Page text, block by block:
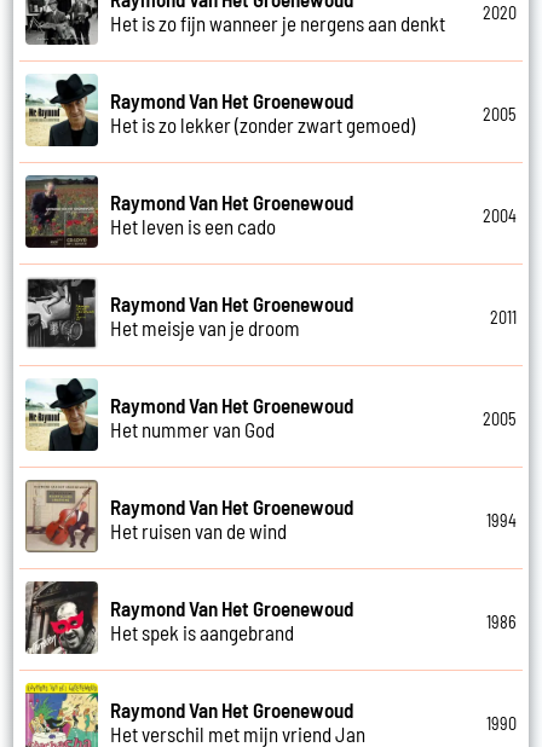
Het is zo fijn wanneer je nergens aan denkt
2020
Raymond Van Het Groenewoud
Het is zo lekker (zonder zwart gemoed)
2005
Raymond Van Het Groenewoud
Het leven is een cado
2004
Raymond Van Het Groenewoud
Het meisje van je droom
2011
Raymond Van Het Groenewoud
Het nummer van God
2005
Raymond Van Het Groenewoud
Het ruisen van de wind
1994
Raymond Van Het Groenewoud
Het spek is aangebrand
1986
Raymond Van Het Groenewoud
Het verschil met mijn vriend Jan
1990